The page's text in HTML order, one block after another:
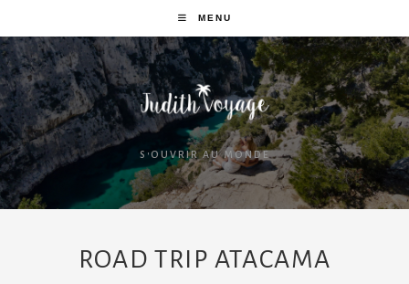
MENU
S'OUVRIR AU MONDE
ROAD TRIP ATACAMA